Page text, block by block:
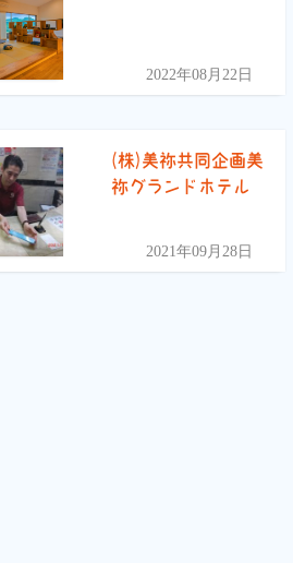
2022年08月22日
(株)美祢共同企画美
祢グランドホテル
2021年09月28日